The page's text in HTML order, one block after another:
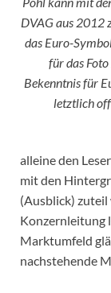
DVAG aus 2012
das Euro-
für das
Bekenntnis für
letztlich
alleine den
mit den
(Ausblick) zuteil
Konzernleitung
Marktumfeld
nachstehende